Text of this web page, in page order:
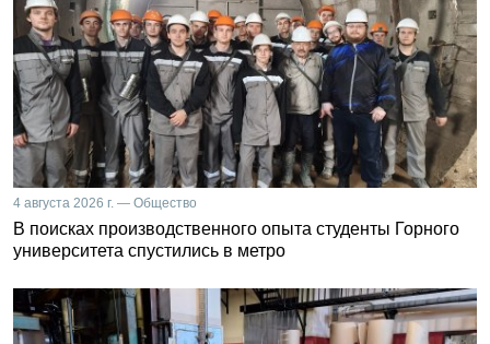
4 августа 2026 г. — Общество
В поисках производственного опыта студенты Горного
университета спустились в метро